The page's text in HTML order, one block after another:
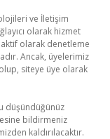
ve İletişim
olarak hizmet
olarak denetleme
Ancak, üyelerimiz
siteye üye olarak
düşündüğünüz
bildirmeniz
kaldırılacaktır.